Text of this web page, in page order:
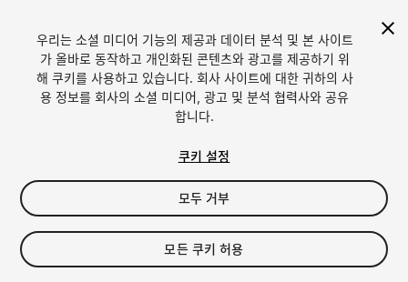
6
$10
우리는 소셜 미디어 기능의 제공과 데이터 분석 및 본 사이트
가 올바로 동작하고 개인화된 콘텐츠와 광고를 제공하기 위
해 쿠키를 사용하고 있습니다. 회사 사이트에 대한 귀하의 사
용 정보를 회사의 소셜 미디어, 광고 및 분석 협력사와 공유
합니다.
쿠키 설정
모두 거부
모든 쿠키 허용